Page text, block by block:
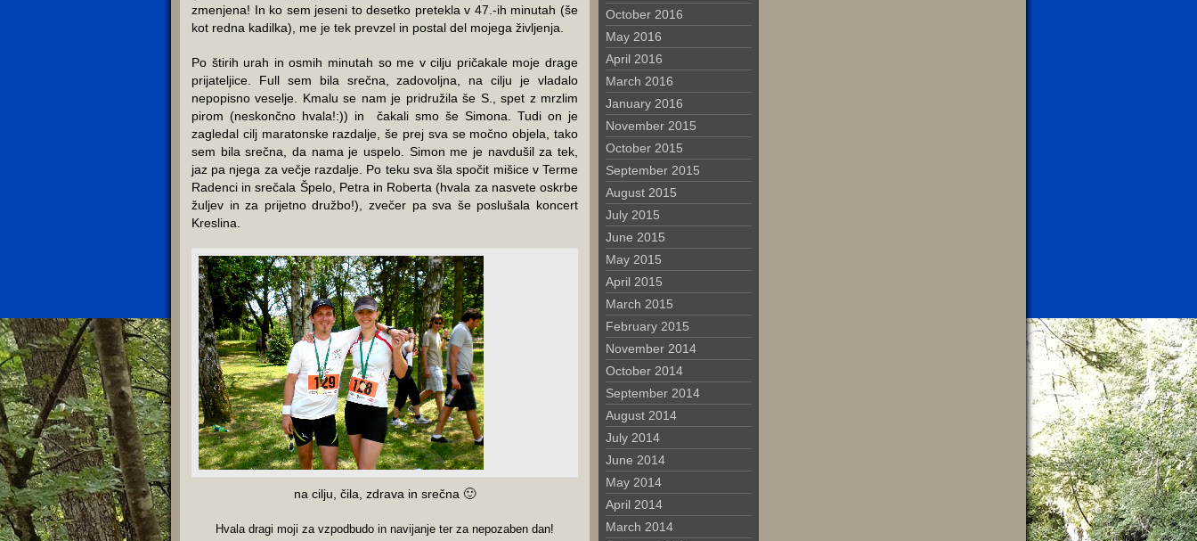
zmenjena! In ko sem jeseni to desetko pretekla v 47.-ih minutah (še
kot redna kadilka), me je tek prevzel in postal del mojega življenja.
Po štirih urah in osmih minutah so me v cilju pričakale moje drage
prijateljice. Full sem bila srečna, zadovoljna, na cilju je vladalo
nepopisno veselje. Kmalu se nam je pridružila še S., spet z mrzlim
pirom (neskončno hvala!:)) in čakali smo še Simona. Tudi on je
zagledal cilj maratonske razdalje, še prej sva se močno objela, tako
sem bila srečna, da nama je uspelo. Simon me je navdušil za tek,
jaz pa njega za večje razdalje. Po teku sva šla spočit mišice v Terme
Radenci in srečala Špelo, Petra in Roberta (hvala za nasvete oskrbe
žuljev in za prijetno družbo!), zvečer pa sva še poslušala koncert
Kreslina.
na cilju, čila, zdrava in srečna 🙂
Hvala dragi moji za vzpodbudo in navijanje ter za nepozaben dan!
October 2016
May 2016
April 2016
March 2016
January 2016
November 2015
October 2015
September 2015
August 2015
July 2015
June 2015
May 2015
April 2015
March 2015
February 2015
November 2014
October 2014
September 2014
August 2014
July 2014
June 2014
May 2014
April 2014
March 2014